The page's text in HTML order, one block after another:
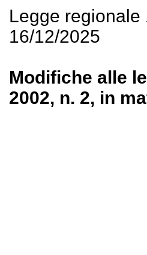
Legge regionale
16/12/2025
Modifiche alle
2002, n. 2, in